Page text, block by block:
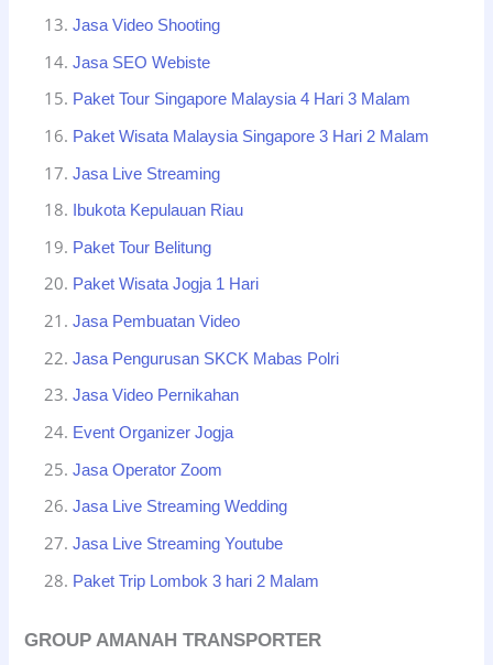
Jasa Video Shooting
Jasa SEO Webiste
Paket Tour Singapore Malaysia 4 Hari 3 Malam
Paket Wisata Malaysia Singapore 3 Hari 2 Malam
Jasa Live Streaming
Ibukota Kepulauan Riau
Paket Tour Belitung
Paket Wisata Jogja 1 Hari
Jasa Pembuatan Video
Jasa Pengurusan SKCK Mabas Polri
Jasa Video Pernikahan
Event Organizer Jogja
Jasa Operator Zoom
Jasa Live Streaming Wedding
Jasa Live Streaming Youtube
Paket Trip Lombok 3 hari 2 Malam
GROUP AMANAH TRANSPORTER